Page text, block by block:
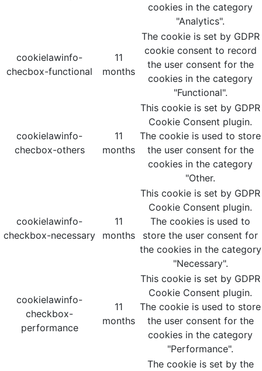
cookies in the category
"Analytics".
cookielawinfo-
checbox-functional
11
months
The cookie is set by GDPR
cookie consent to record
the user consent for the
cookies in the category
"Functional".
cookielawinfo-
checbox-others
11
months
This cookie is set by GDPR
Cookie Consent plugin.
The cookie is used to store
the user consent for the
cookies in the category
"Other.
cookielawinfo-
checkbox-necessary
11
months
This cookie is set by GDPR
Cookie Consent plugin.
The cookies is used to
store the user consent for
the cookies in the category
"Necessary".
cookielawinfo-
checkbox-
performance
11
months
This cookie is set by GDPR
Cookie Consent plugin.
The cookie is used to store
the user consent for the
cookies in the category
"Performance".
The cookie is set by the